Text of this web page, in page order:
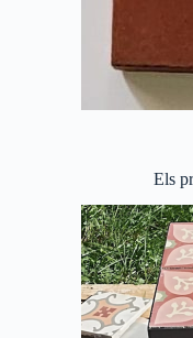
Els